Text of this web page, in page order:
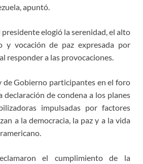
apuntó.
elogió la serenidad, el alto
y vocación de paz expresada por
responder a las provocaciones.
de Gobierno participantes en el foro
de condena a los planes
impulsadas por factores
a la democracia, la paz y a la vida
el cumplimiento de la